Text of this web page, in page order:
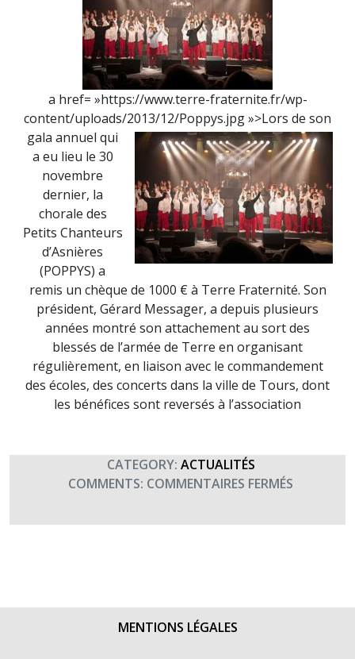
a href= »https://www.terre-fraternite.fr/wp-
content/uploads/2013/12/Poppys.jpg »>Lors de son
gala annuel qui
a eu lieu le 30
novembre
dernier, la
chorale des
Petits Chanteurs
d’Asnières
(POPPYS) a
remis un chèque de 1000 € à Terre Fraternité. Son
président, Gérard Messager, a depuis plusieurs
années montré son attachement au sort des
blessés de l’armée de Terre en organisant
régulièrement, en liaison avec le commandement
des écoles, des concerts dans la ville de Tours, dont
les bénéfices sont reversés à l’association
CATEGORY: ACTUALITÉS
COMMENTS: COMMENTAIRES FERMÉS
POPPYS
MENTIONS LÉGALES